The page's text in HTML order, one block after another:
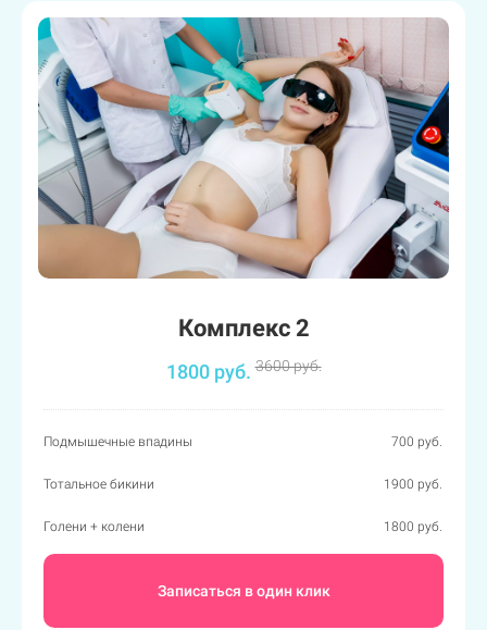
Комплекс 2
1800 руб. 3600 руб.
Подмышечные впадины 700 руб.
Тотальное бикини 1900 руб.
Голени + колени 1800 руб.
Записаться в один клик